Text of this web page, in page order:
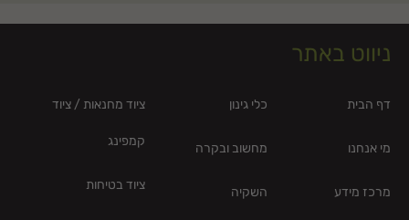
ניווט באתר
דף הבית
מי אנחנו
מרכז מידע
כלי גינון
מחשוב ובקרה
השקיה
ציוד מחנאות / ציוד
קמפינג
ציוד בטיחות